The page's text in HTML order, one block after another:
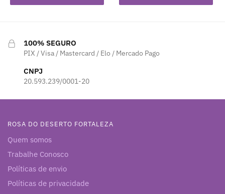
era:
é:
era:
é:
100% SEGURO
PIX / Visa / Mastercard / Elo / Mercado Pago
CNPJ
20.593.239/0001-20
ROSA DO DESERTO FORTALEZA
Quem somos
Trabalhe Conosco
Políticas de envio
Políticas de privacidade